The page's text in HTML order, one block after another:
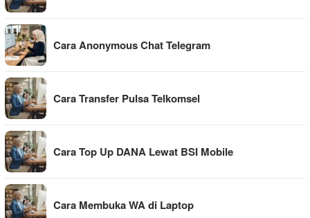
Cara Anonymous Chat Telegram
Cara Transfer Pulsa Telkomsel
Cara Top Up DANA Lewat BSI Mobile
Cara Membuka WA di Laptop